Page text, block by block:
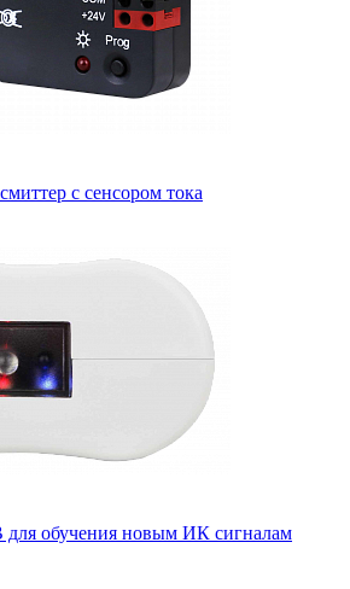
с сенсором тока
для обучения новым ИК сигналам